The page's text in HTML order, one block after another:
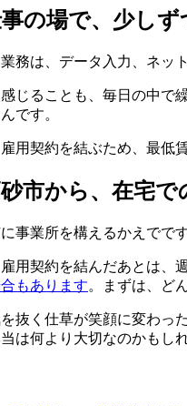
の場で、少し
務は、データ入力、ネッ
じることも、毎日の中で
です。
用契約を結ぶため、最低
市から、在宅
事業所を構えるかえでで
用契約を結んだあとは、
もあります。まずは、ど
抜く仕草が笑顔に変わっ
は何より大切なのかもし